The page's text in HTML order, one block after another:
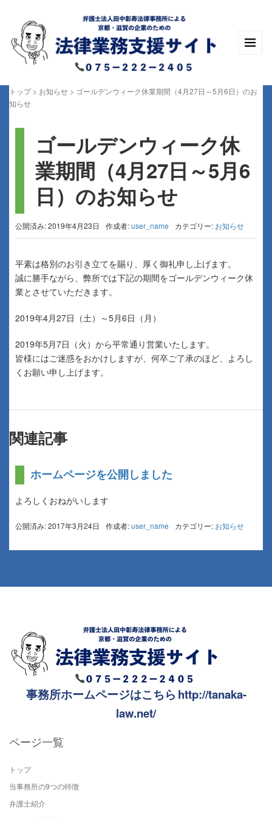
トップ> お知らせ > ゴールデンウィーク休業期間（4月27日～5月6日）のお
知らせ
ゴールデンウィーク休
業期間（4月27日～5月6
日）のお知らせ
公開済み: 2019年4月23日 作成者:user_name カテゴリー: お知らせ
平素は格別のお引き立てを賜り、厚く御礼申し上げます。
誠に勝手ながら、弊所では下記の期間をゴールデンウィーク休
業とさせていただきます。
2019年4月27日（土）～5月6日（月）
2019年5月7日（火）から平常通り営業いたします。
皆様にはご迷惑をおかけしますが、何卒ご了承のほど、よろし
くお願い申し上げます。
関連記事
ホームページを公開しました
よろしくおねがいします
公開済み: 2017年3月24日 作成者:user_name カテゴリー: お知らせ
事務所ホームページはこちら http://tanaka-
law.net/
ページ一覧
トップ
当事務所の9つの特徴
弁護士紹介